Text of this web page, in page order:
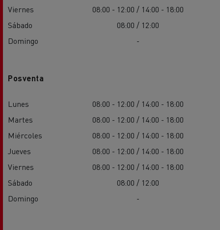
Viernes
08:00 - 12:00 / 14:00 - 18:00
Sábado
08:00 / 12:00
Domingo
-
Posventa
Lunes
08:00 - 12:00 / 14:00 - 18:00
Martes
08:00 - 12:00 / 14:00 - 18:00
Miércoles
08:00 - 12:00 / 14:00 - 18:00
Jueves
08:00 - 12:00 / 14:00 - 18:00
Viernes
08:00 - 12:00 / 14:00 - 18:00
Sábado
08:00 / 12:00
Domingo
-